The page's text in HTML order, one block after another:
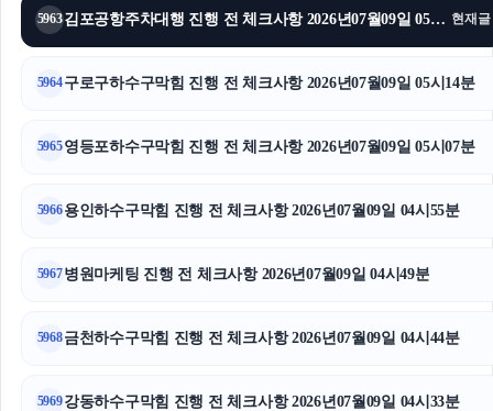
구리하수구막힘
톰티켓
5963 김포공항주차대행 진행 전 체크사항 2026년07월09일 05시22분 현재글
5964구로구하수구막힘 진행 전 체크사항 2026년07월09일 05시14분
5965영등포하수구막힘 진행 전 체크사항 2026년07월09일 05시07분
5966용인하수구막힘 진행 전 체크사항 2026년07월09일 04시55분
5967병원마케팅 진행 전 체크사항 2026년07월09일 04시49분
5968금천하수구막힘 진행 전 체크사항 2026년07월09일 04시44분
5969강동하수구막힘 진행 전 체크사항 2026년07월09일 04시33분